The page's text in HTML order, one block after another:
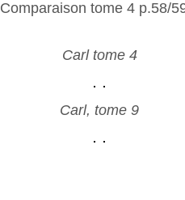
tome 4 p.58/
Carl tome 4
Carl, tome 9